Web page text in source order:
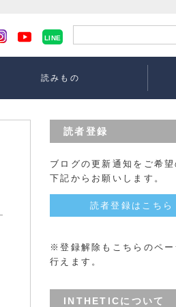
LINE
読みもの
読者登録
ブログの更新通知をご希望
下記からお願いします。
読者登録はこちら
※登録解除もこちらのペー
行えます。
INTHETICについて